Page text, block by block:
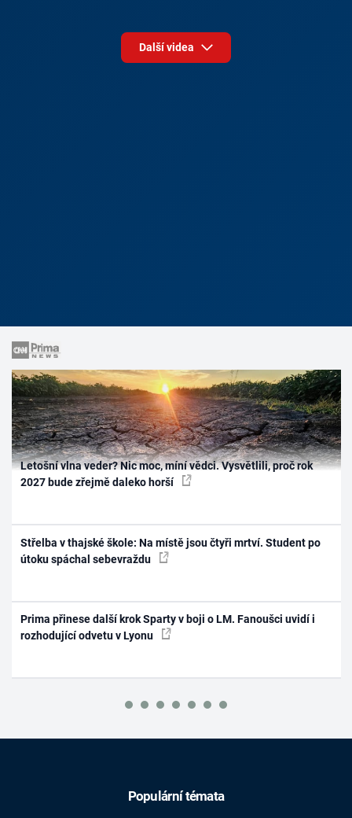
Další videa
Letošní vlna veder? Nic moc, míní vědci. Vysvětlili, proč rok
2027 bude zřejmě daleko horší
Střelba v thajské škole: Na místě jsou čtyři mrtví. Student po
útoku spáchal sebevraždu
Prima přinese další krok Sparty v boji o LM. Fanoušci uvidí i
rozhodující odvetu v Lyonu
Populární témata